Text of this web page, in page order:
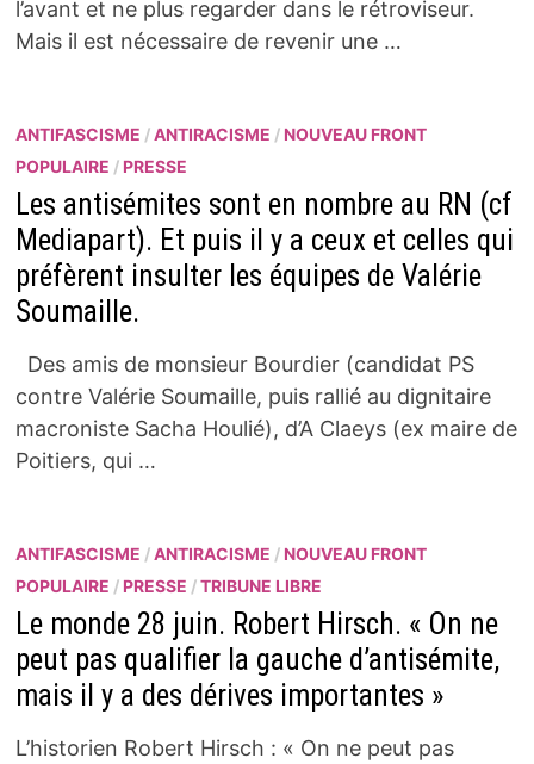
l’avant et ne plus regarder dans le rétroviseur.
Mais il est nécessaire de revenir une …
ANTIFASCISME /ANTIRACISME / NOUVEAU FRONT
POPULAIRE / PRESSE
Les antisémites sont en nombre au RN (cf
Mediapart). Et puis il y a ceux et celles qui
préfèrent insulter les équipes de Valérie
Soumaille.
Des amis de monsieur Bourdier (candidat PS
contre Valérie Soumaille, puis rallié au dignitaire
macroniste Sacha Houlié), d’A Claeys (ex maire de
Poitiers, qui …
ANTIFASCISME /ANTIRACISME / NOUVEAU FRONT
POPULAIRE / PRESSE /TRIBUNE LIBRE
Le monde 28 juin. Robert Hirsch. « On ne
peut pas qualifier la gauche d’antisémite,
mais il y a des dérives importantes »
L’historien Robert Hirsch : « On ne peut pas